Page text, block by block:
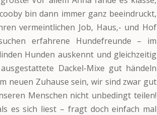
bin dann immer ganz beeindruckt,
vermeintlichen Job, Haus,- und Hof
erfahrene Hundefreunde – im
Hunden auskennt und gleichzeitig
Dackel-Mixe gut händeln
neuen Zuhause sein, wir sind zwar gut
Menschen nicht unbedingt teilen!
es sich liest – fragt doch einfach mal